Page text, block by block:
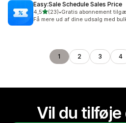
Easy:Sale Schedule Sales Price
4,5ud af 5 stjerner
(23)
23 anmeldelser i alt
•Gratis abonnement
Få mere ud af dine udsalg med
1 2 3 4
Vil du tilføje